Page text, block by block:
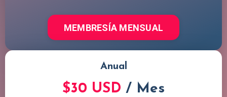
MEMBRESÍA MENSUAL
Anual
$30 USD / Mes